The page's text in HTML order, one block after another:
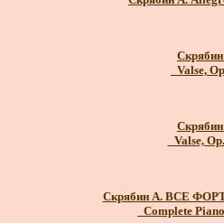
_Valse,
_Valse,
Скрябин А. ВСЕ
_Complete